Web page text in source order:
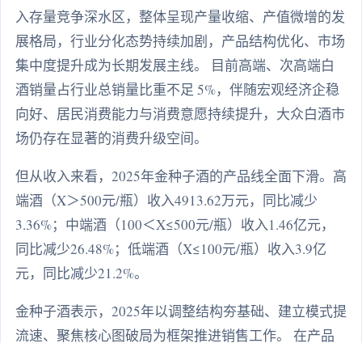
入存量竞争深水区，整体呈现产量收缩、产值微增的发
展格局，行业分化态势持续加剧，产品结构优化、市场
集中度提升成为长期发展主线。 目前高端、次高端白
酒销量占行业总销量比重不足 5%，伴随宏观经济企稳
向好、居民消费能力与消费意愿持续提升，大众白酒市
场仍存在显著的消费升级空间。
但从收入来看，2025年金种子酒的产品线全面下滑。高
端酒（X＞500元/瓶）收入4913.62万元，同比减少
3.36%；中端酒（100＜X≤500元/瓶）收入1.46亿元，
同比减少26.48%；低端酒（X≤100元/瓶）收入3.9亿
元，同比减少21.2%。
金种子酒表示，2025年以调整结构夯基础、建立模式提
流速、聚焦核心图破局为框架推进销售工作。 在产品